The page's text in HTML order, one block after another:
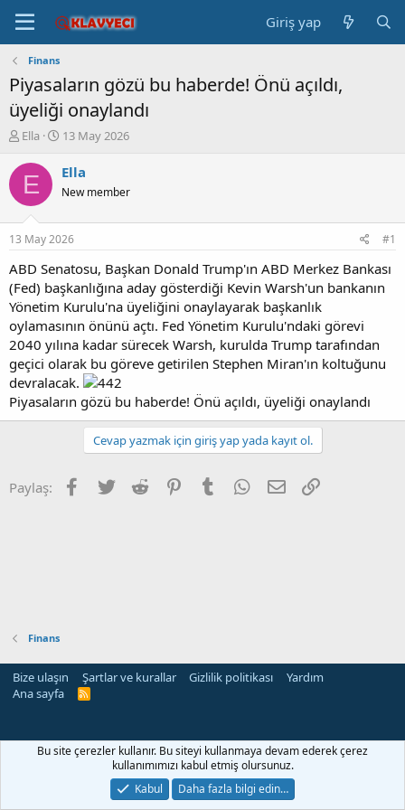
Giriş yap
Finans
Piyasaların gözü bu haberde! Önü açıldı,
üyeliği onaylandı
K
n
b
u
u
b
a
l
a
t
a
n
Ella
B
ş
a
g
ı
ç
a
r
i
h
i
13 May 2026
E Ella
New member
13 May 2026 #1
ABD Senatosu, Başkan Donald Trump'ın ABD Merkez Bankası
(Fed) başkanlığına aday gösterdiği Kevin Warsh'un bankanın
Yönetim Kurulu'na üyeliğini onaylayarak başkanlık
oylamasının önünü açtı. Fed Yönetim Kurulu'ndaki görevi
2040 yılına kadar sürecek Warsh, kurulda Trump tarafından
geçici olarak bu göreve getirilen Stephen Miran'ın koltuğunu
devralacak.
Piyasaların gözü bu haberde! Önü açıldı, üyeliği onaylandı
Cevap yazmak için giriş yap yada kayıt ol.
Paylaş: Facebook
Twitter Reddit PinterestTumblr WhatsApp
E-posta
Finans
Bize ulaşın Şartlar ve kurallar Gizlilik politikası
Yardım
Ana sayfa
R
Bu site çerezler kullanır. Bu siteyi kullanmaya devam ederek çerez
kullanımımızı kabul etmiş olursunuz.
Kabul
Daha fazla bilgi edin…